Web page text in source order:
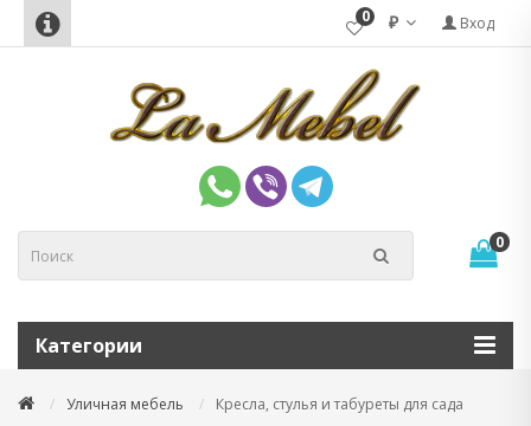
Вход
₽
0
0
Категории
Уличная мебель Кресла, стулья и табуреты для сада